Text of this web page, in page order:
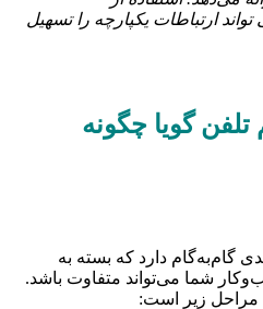
ارتباطات یکپارچه را تسهیل
گویا چگونه
گام‌به‌گام دارد که بسته به
شما می‌تواند متفاوت باشد.
مراحل زیر است: